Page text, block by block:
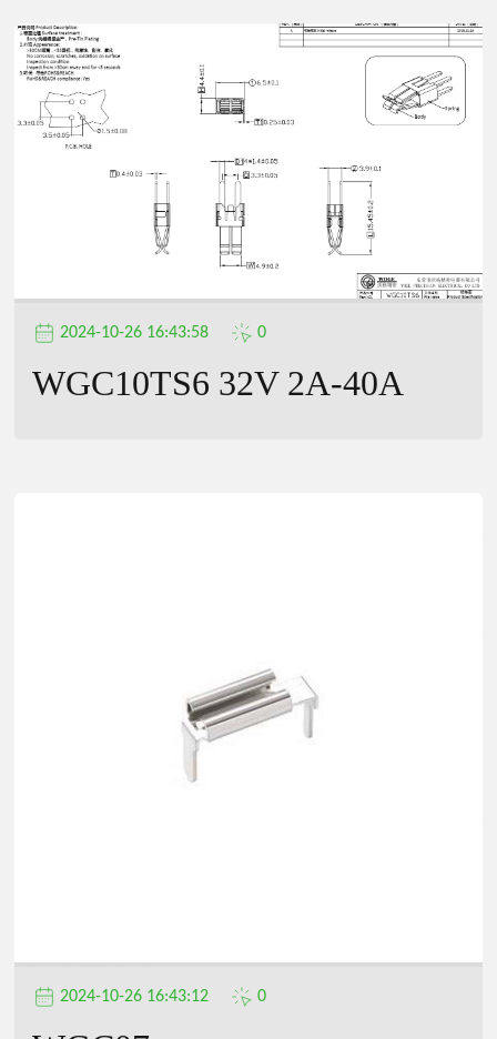
2024-10-26 16:43:58 0
WGC10TS6 32V 2A-40A
2024-10-26 16:43:12 0